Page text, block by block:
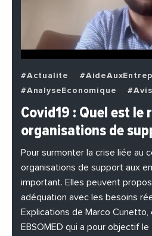
#Actualite
#AnalyseEconomique
#BuzzNews
#Decideurs
#EchangesMediterraneens
#EnDirectDe
#Entreprises
#PhotosEtVideos
Covid19 : Quel est le
organisations de
Pour surmonter la crise liée au
organisations de support aux
important. Elles peuvent
adéquation avec les besoins
Explications de Marco
EBSOMED qui a pour objectif